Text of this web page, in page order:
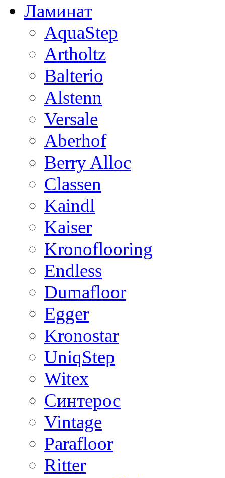
Ламинaт
AquaStep
Artholtz
Balterio
Alstenn
Versale
Aberhof
Berry Alloc
Classen
Kaindl
Kaiser
Kronoflooring
Endless
Dumafloor
Egger
Kronostar
UniqStep
Witex
Синтерос
Vintage
Parafloor
Ritter